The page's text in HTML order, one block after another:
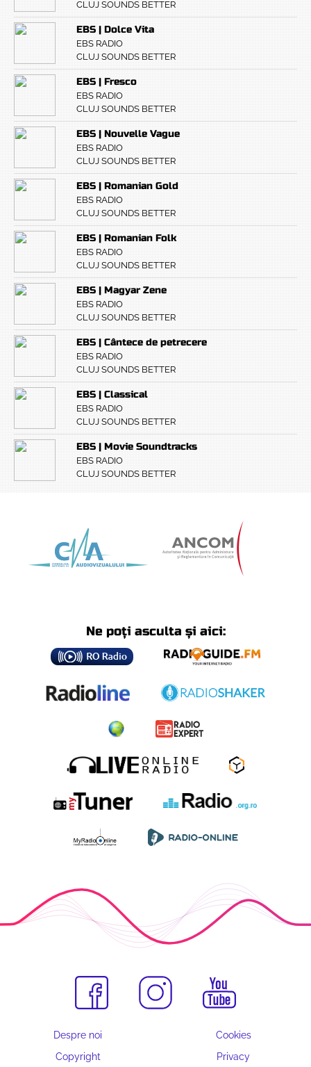
CLUJ SOUNDS BETTER
EBS | Dolce Vita
EBS RADIO
CLUJ SOUNDS BETTER
EBS | Fresco
EBS RADIO
CLUJ SOUNDS BETTER
EBS | Nouvelle Vague
EBS RADIO
CLUJ SOUNDS BETTER
EBS | Romanian Gold
EBS RADIO
CLUJ SOUNDS BETTER
EBS | Romanian Folk
EBS RADIO
CLUJ SOUNDS BETTER
EBS | Magyar Zene
EBS RADIO
CLUJ SOUNDS BETTER
EBS | Cântece de petrecere
EBS RADIO
CLUJ SOUNDS BETTER
EBS | Classical
EBS RADIO
CLUJ SOUNDS BETTER
EBS | Movie Soundtracks
EBS RADIO
CLUJ SOUNDS BETTER
Ne poți asculta și aici:
Despre noi
Cookies
Copyright
Privacy